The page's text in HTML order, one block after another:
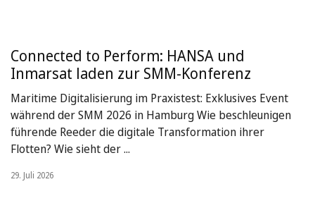
Connected to Perform: HANSA und
Inmarsat laden zur SMM-Konferenz
Maritime Digitalisierung im Praxistest: Exklusives Event
während der SMM 2026 in Hamburg Wie beschleunigen
führende Reeder die digitale Transformation ihrer
Flotten? Wie sieht der ...
29. Juli 2026